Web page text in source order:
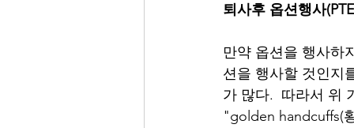
퇴사후 옵션행사
만약 옵션을 행사하
션을 행사할 것인지
가 많다.  따라서 위
"golden handcuffs(